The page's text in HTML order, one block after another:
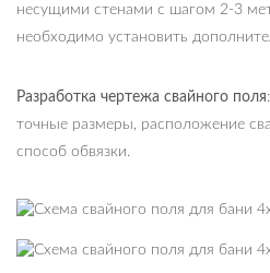
несущими стенами с шагом 2-3
необходимо установить
Разработка чертежа свайного поля
точные размеры, расположение
способ обвязки.